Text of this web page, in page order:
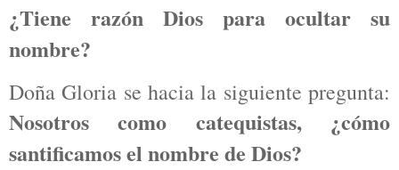
¿Tiene razón Dios para ocultar su
nombre?
Doña Gloria se hacia la siguiente pregunta:
Nosotros como catequistas, ¿cómo
santificamos el nombre de Dios?